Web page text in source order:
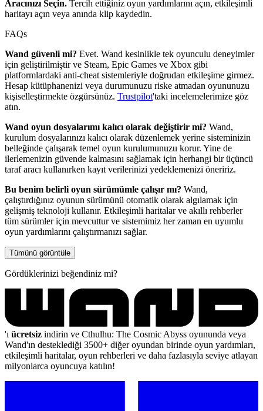
Aracınızı Seçin. Tercih ettiğiniz oyun yardımlarını açın, etkileşimli
haritayı açın veya anında klip kaydedin.
FAQs
Wand güvenli mi? Evet. Wand kesinlikle tek oyunculu deneyimler
için geliştirilmiştir ve Steam, Epic Games ve Xbox gibi
platformlardaki anti-cheat sistemleriyle doğrudan etkileşime girmez.
Hesap kütüphanenizi veya durumunuzu riske atmadan oyununuzu
kişiselleştirmekte özgürsünüz. Trustpilot'taki incelemelerimize göz
atın.
Wand oyun dosyalarımı kalıcı olarak değiştirir mi? Wand,
kurulum dosyalarınızı kalıcı olarak düzenlemek yerine sisteminizin
belleğinde çalışarak temel oyun kurulumunuzu korur. Yine de
ilerlemenizin güvende kalmasını sağlamak için herhangi bir üçüncü
taraf aracı kullanırken kayıt verilerinizi yedeklemenizi öneririz.
Bu benim belirli oyun sürümümle çalışır mı? Wand,
çalıştırdığınız oyunun sürümünü otomatik olarak algılamak için
gelişmiş teknoloji kullanır. Etkileşimli haritalar ve akıllı rehberler
tüm sürümler için mevcuttur ve sistemimiz her zaman en uyumlu
oyun yardımlarını çalıştırmanızı sağlar.
Tümünü görüntüle
Gördüklerinizi beğendiniz mi?
'ı ücretsiz indirin ve Cthulhu: The Cosmic Abyss oyununda veya
Wand'ın desteklediği 3500+ diğer oyundan birinde oyun yardımları,
etkileşimli haritalar, oyun rehberleri ve daha fazlasıyla seviye atlayan
milyonlarca oyuncuya katılın!